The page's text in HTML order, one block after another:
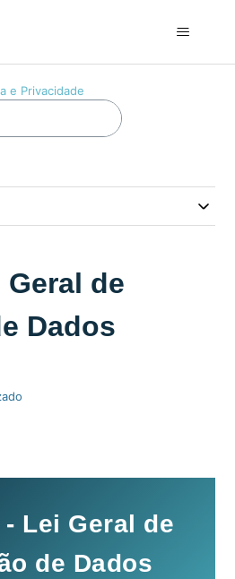
e Privacidade
Geral de
Dados
- Lei Geral de
de Dados